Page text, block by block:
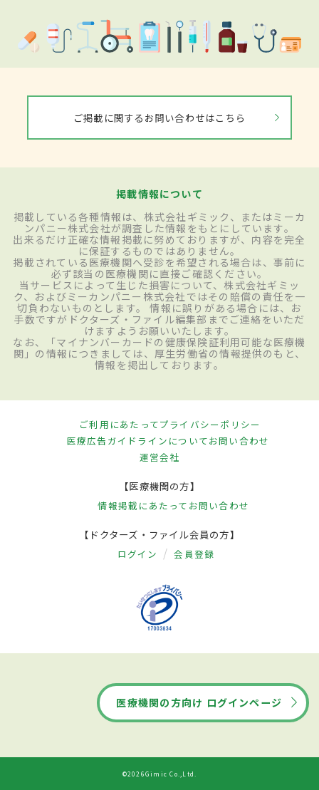
ご掲載に関するお問い合わせはこちら
掲載情報について
掲載している各種情報は、株式会社ギミック、またはミーカ
ンパニー株式会社が調査した情報をもとにしています。
出来るだけ正確な情報掲載に努めておりますが、内容を完全
に保証するものではありません。
掲載されている医療機関へ受診を希望される場合は、事前に
必ず該当の医療機関に直接ご確認ください。
当サービスによって生じた損害について、株式会社ギミッ
ク、およびミーカンパニー株式会社ではその賠償の責任を一
切負わないものとします。 情報に誤りがある場合には、お
手数ですがドクターズ・ファイル編集部までご連絡をいただ
けますようお願いいたします。
なお、「マイナンバーカードの健康保険証利用可能な医療機
関」の情報につきましては、厚生労働省の情報提供のもと、
情報を掲出しております。
ご利用にあたってプライバシーポリシー
医療広告ガイドラインについてお問い合わせ
運営会社
【医療機関の方】
情報掲載にあたって お問い合わせ
【ドクターズ・ファイル会員の方】
ログイン 会員登録
医療機関の方向け ログインページ
©2026Gimic Co.,Ltd.